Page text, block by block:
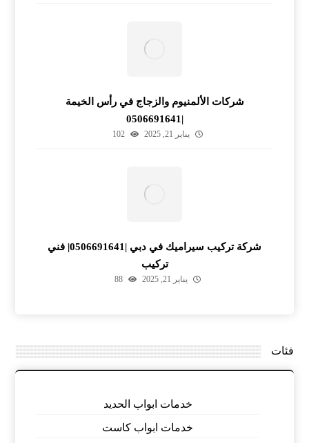
شركات الألمنيوم والزجاج في رأس الخيمة
|0506691641
يناير 21, 2025 102
شركة تركيب سيراميك في دبي |0506691641| فني
تركيب
يناير 21, 2025 88
فئات
خدمات ابواب الحديد
خدمات ابواب كاست